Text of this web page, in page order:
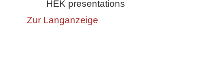
HEK presentations
Zur Langanzeige